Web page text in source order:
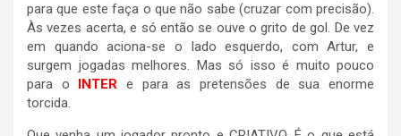
para que este faça o que não sabe (cruzar com precisão).
Às vezes acerta, e só então se ouve o grito de gol. De vez
em quando aciona-se o lado esquerdo, com Artur, e
surgem jogadas melhores. Mas só isso é muito pouco
para o INTER e para as pretensões de sua enorme
torcida.